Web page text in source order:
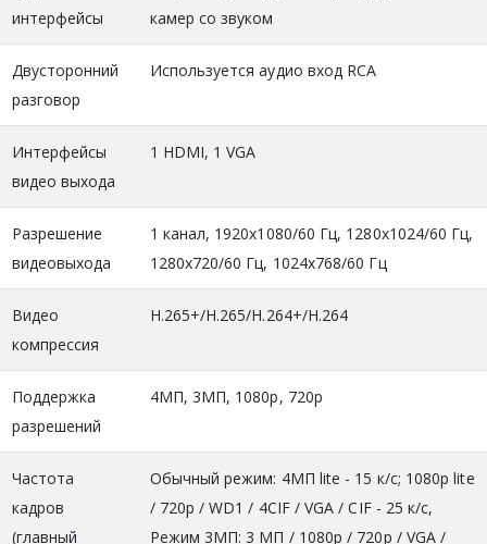
интерфейсы
камер со звуком
Двусторонний
разговор
Используется аудио вход RCA
Интерфейсы
видео выхода
1 HDMI, 1 VGA
Разрешение
видеовыхода
1 канал, 1920x1080/60 Гц, 1280x1024/60 Гц,
1280x720/60 Гц, 1024x768/60 Гц
Видео
компрессия
H.265+/H.265/H.264+/H.264
Поддержка
разрешений
4МП, 3МП, 1080p, 720p
Частота
кадров
(главный
Обычный режим: 4МП lite - 15 к/с; 1080p lite
/ 720p / WD1 / 4CIF / VGA / CIF - 25 к/с,
Режим 3МП: 3 МП / 1080p / 720p / VGA /